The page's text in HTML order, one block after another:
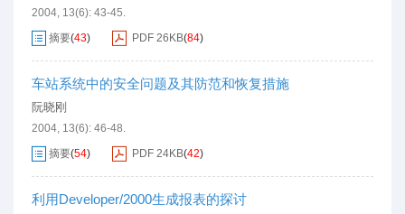
2004, 13(6): 43-45.
摘要(43) PDF 26KB(84)
车站系统中的安全问题及其防范和恢复措施
阮晓刚
2004, 13(6): 46-48.
摘要(54) PDF 24KB(42)
利用Developer/2000生成报表的探讨